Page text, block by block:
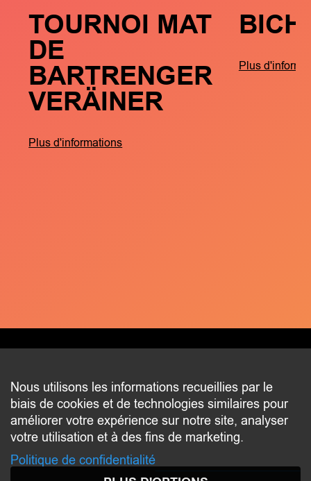
TOURNOI MAT
DE
BARTRENGER
VERÄINER
Plus d'informations
Plus
CONTACT
2 beim Schlass
L-8058 Bertrange
communication@bertrange.lu
Nous utilisons les informations recueillies par le
biais de cookies et de technologies similaires pour
améliorer votre expérience sur notre site, analyser
votre utilisation et à des fins de marketing.
Politique de confidentialité